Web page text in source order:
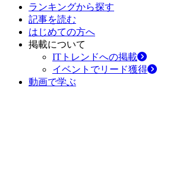
ランキングから探す
記事を読む
はじめての方へ
掲載について
ITトレンドへの掲載
イベントでリード獲得
動画で学ぶ